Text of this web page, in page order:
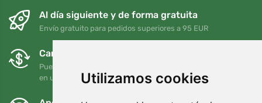
Utilizamos cookies
Al día siguiente y de forma gratuita
Envío gratuito para pedidos superiores a 95 EUR
Cambios y devoluciones gratuitos
Puede devolver o cambiar su pedido en cualquier momento
en un plazo de 90 días